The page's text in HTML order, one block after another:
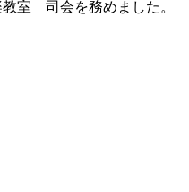
室 司会を務めました。